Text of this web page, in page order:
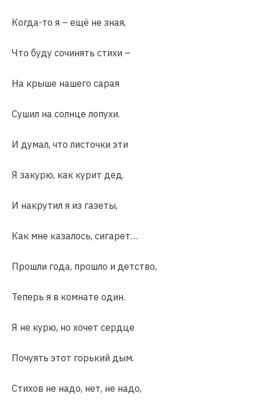
Когда-то я – ещё не зная,
Что буду сочинять стихи –
На крыше нашего сарая
Сушил на солнце лопухи.
И думал, что листочки эти
Я закурю, как курит дед.
И накрутил я из газеты,
Как мне казалось, сигарет…
Прошли года, прошло и детство,
Теперь я в комнате один.
Я не курю, но хочет сердце
Почуять этот горький дым.
Стихов не надо, нет, не надо,